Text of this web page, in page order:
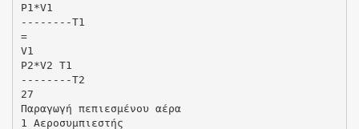
P1*V1
--------T1
=
V1
P2*V2 T1
--------T2
27
Παραγωγή πεπιεσµένου αέρα
1 Αεροσυµπιεστής